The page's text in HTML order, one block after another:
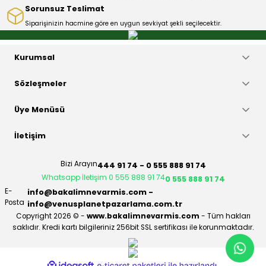
Sorunsuz Teslimat
Siparişinizin hacmine göre en uygun sevkiyat şekli seçilecektir.
Kurumsal
Sözleşmeler
Üye Menüsü
İletişim
Bizi Arayın444 91 74 - 0 555 888 91 74
Whatsapp İletişim 0 555 888 91 740 555 888 91 74
E-
Posta
info@bakalimnevarmis.com -
info@venusplanetpazarlama.com.tr
Copyright 2026 © - www.bakalimnevarmis.com - Tüm hakları
saklıdır. Kredi kartı bilgileriniz 256bit SSL sertifikası ile korunmaktadır.